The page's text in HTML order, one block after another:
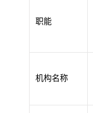
职能
机构名称